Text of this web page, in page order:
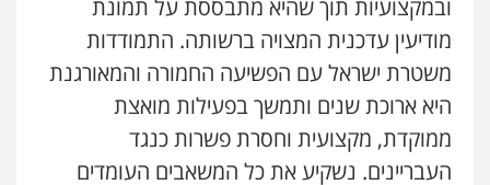
ובמקצועיות תוך שהיא מתבססת על תמונת
מודיעין עדכנית המצויה ברשותה. התמודדות
משטרת ישראל עם הפשיעה החמורה והמאורגנת
היא ארוכת שנים ותמשך בפעילות מואצת
ממוקדת, מקצועית וחסרת פשרות כנגד
העבריינים. נשקיע את כל המשאבים העומדים